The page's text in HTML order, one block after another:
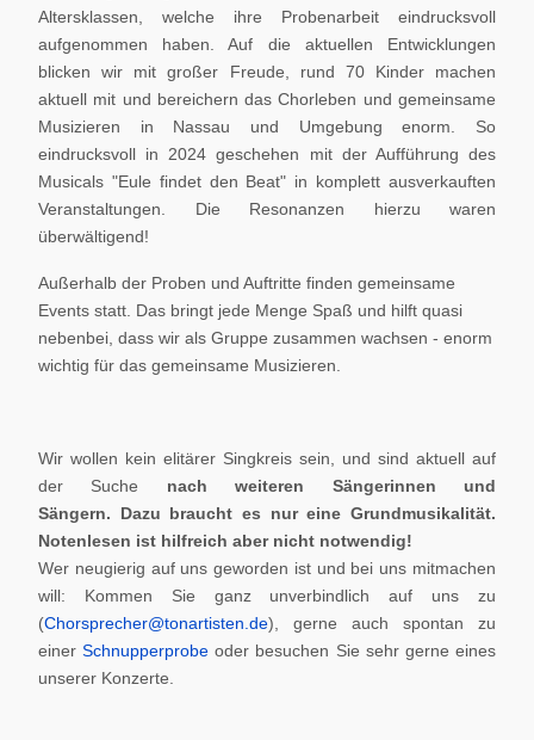
Altersklassen, welche ihre Probenarbeit eindrucksvoll
aufgenommen haben. Auf die aktuellen Entwicklungen
blicken wir mit großer Freude, rund 70 Kinder machen
aktuell mit und bereichern das Chorleben und gemeinsame
Musizieren in Nassau und Umgebung enorm. So
eindrucksvoll in 2024 geschehen mit der Aufführung des
Musicals "Eule findet den Beat" in komplett ausverkauften
Veranstaltungen. Die Resonanzen hierzu waren
überwältigend!
Außerhalb der Proben und Auftritte finden gemeinsame
Events statt. Das bringt jede Menge Spaß und hilft quasi
nebenbei, dass wir als Gruppe zusammen wachsen - enorm
wichtig für das gemeinsame Musizieren.
Wir wollen kein elitärer Singkreis sein, und sind aktuell auf
der Suche nach weiteren Sängerinnen und
Sängern. Dazu braucht es nur eine Grundmusikalität.
Notenlesen ist hilfreich aber nicht notwendig!
Wer neugierig auf uns geworden ist und bei uns mitmachen
will: Kommen Sie ganz unverbindlich auf uns zu
(Chorsprecher@tonartisten.de), gerne auch spontan zu
einerSchnupperprobe oder besuchen Sie sehr gerne eines
unserer Konzerte.